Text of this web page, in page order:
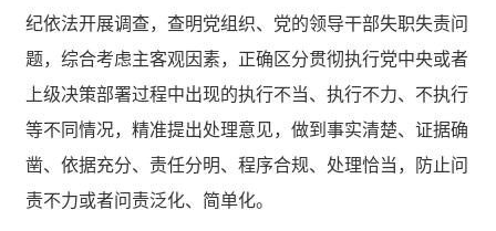
纪依法开展调查，查明党组织、党的领导干部失职失责问
题，综合考虑主客观因素，正确区分贯彻执行党中央或者
上级决策部署过程中出现的执行不当、执行不力、不执行
等不同情况，精准提出处理意见，做到事实清楚、证据确
凿、依据充分、责任分明、程序合规、处理恰当，防止问
责不力或者问责泛化、简单化。